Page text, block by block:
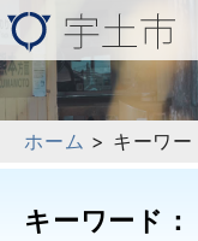
ホーム > キーワー
キーワード